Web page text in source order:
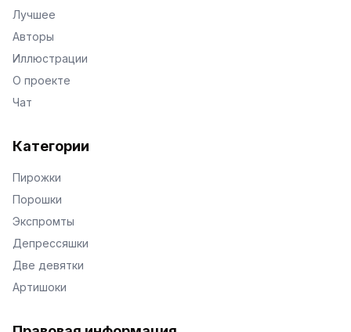
Лучшее
Авторы
Иллюстрации
О проекте
Чат
Категории
Пирожки
Порошки
Экспромты
Депрессяшки
Две девятки
Артишоки